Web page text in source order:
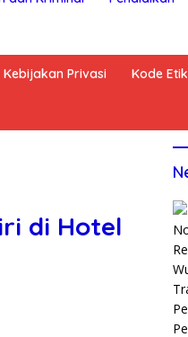
Kebijakan Privasi Kode Etik
di Hotel